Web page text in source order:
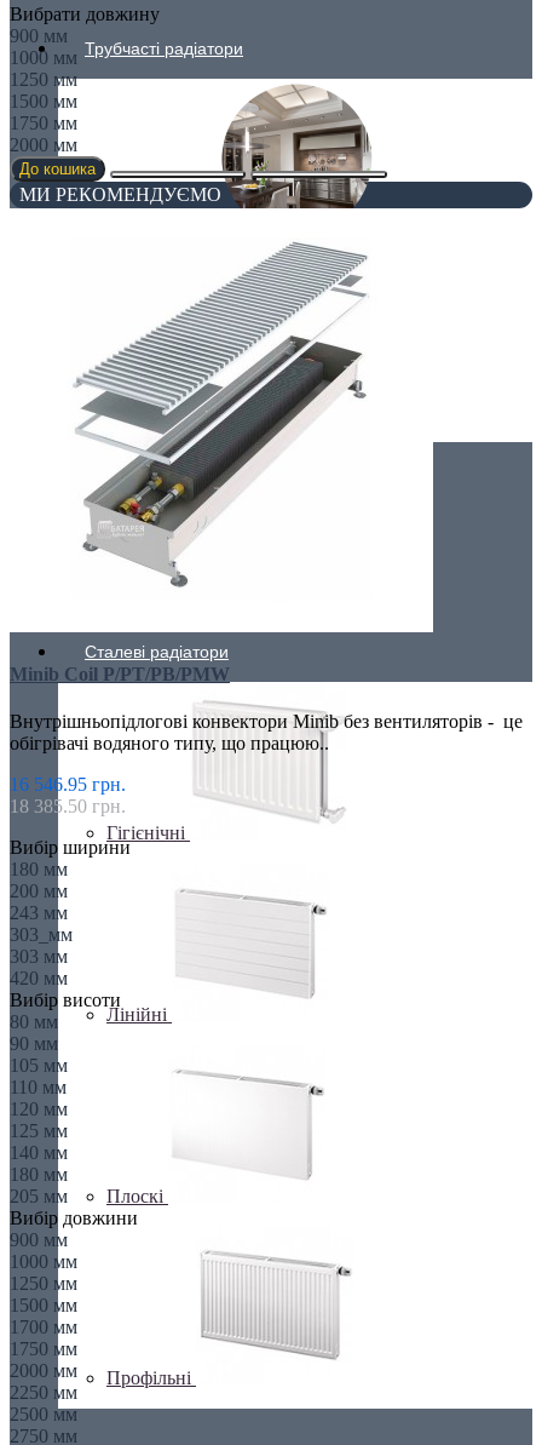
Трубчасті радіатори
Для вітальні
Вертикальні радіатори
Низькі радіатори
Сталеві радіатори
Гігієнічні
Лінійні
Плоскі
Профільні
Вибрати довжину
900 мм
1000 мм
1250 мм
1500 мм
1750 мм
2000 мм
До кошика
МИ РЕКОМЕНДУЄМО
Minib Coil P/PT/PB/PMW
Внутрішньопідлогові конвектори Minib без вентиляторів - це
обігрівачі водяного типу, що працюю..
16 546.95 грн.
18 385.50 грн.
Вибір ширини
180 мм
200 мм
243 мм
303_мм
303 мм
420 мм
Вибір висоти
80 мм
90 мм
105 мм
110 мм
120 мм
125 мм
140 мм
180 мм
205 мм
Вибір довжини
900 мм
1000 мм
1250 мм
1500 мм
1700 мм
1750 мм
2000 мм
2250 мм
2500 мм
2750 мм